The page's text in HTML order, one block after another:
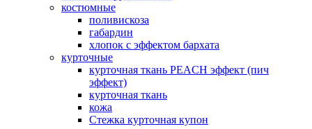
костюмные
поливискоза
габардин
хлопок с эффектом бархата
курточные
курточная ткань PEACH эффект (пич
эффект)
курточная ткань
кожа
Стежка курточная купон